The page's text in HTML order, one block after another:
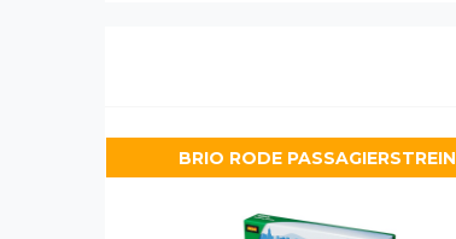
BRIO RODE PASSAGIERSTREIN